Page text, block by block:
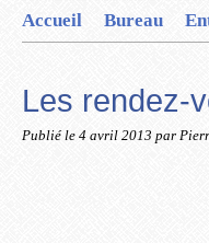
Accueil Bureau
Les rendez-
Publié le 4 avril 2013 par